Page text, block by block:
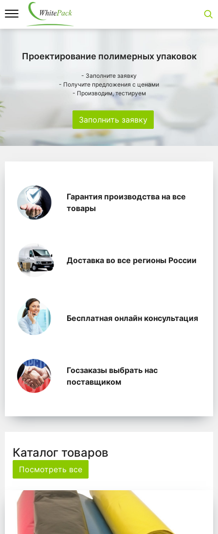
Проектирование полимерных упаковок
- Заполните заявку
- Получите предложения с ценами
- Производим, тестируем
Заполнить заявку
WhitePackГарантия производства на все
товары
Доставка во все регионы России
Бесплатная онлайн консультация
Госзаказы выбрать нас
поставщиком
Каталог товаров
Посмотреть все